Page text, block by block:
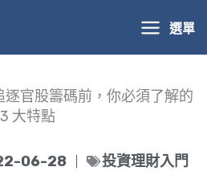
選單
官股籌碼前，你必須了解的
3 大特點
06-28 投資理財入門